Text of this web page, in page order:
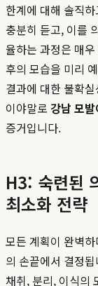
한계에 대해 솔직
충분히 듣고, 이를
율하는 과정은 매
후의 모습을 미리
결과에 대한 불확
이야말로 강남 모
증거입니다.
H3: 숙련된
최소화 전략
모든 계획이 완벽
의 손끝에서 결정
채취, 분리, 이식의